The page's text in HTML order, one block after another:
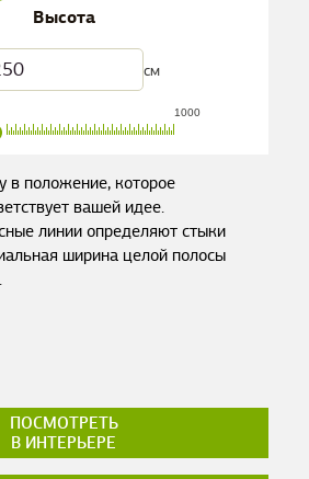
Высота
см
1000
в положение, которое
вашей идее.
линии определяют стыки
ширина целой полосы
ПОСМОТРЕТЬ
В ИНТЕРЬЕРЕ